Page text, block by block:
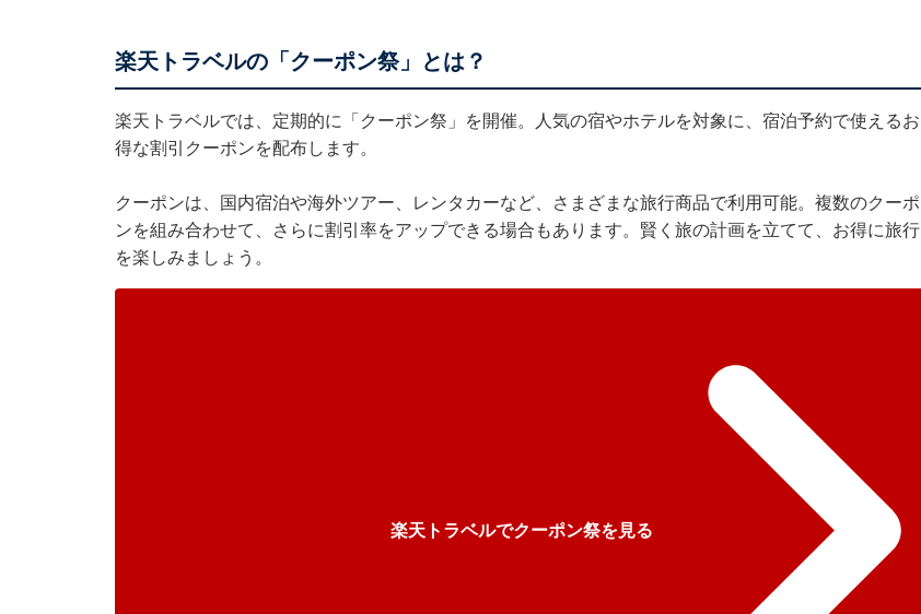
楽天トラベルの「クーポン祭」とは？
楽天トラベルでは、定期的に「クーポン祭」を開催。人気の宿やホテルを対象に、宿泊予約で使えるお
得な割引クーポンを配布します。
クーポンは、国内宿泊や海外ツアー、レンタカーなど、さまざまな旅行商品で利用可能。複数のクーポ
ンを組み合わせて、さらに割引率をアップできる場合もあります。賢く旅の計画を立てて、お得に旅行
を楽しみましょう。
楽天トラベルでクーポン祭を見る